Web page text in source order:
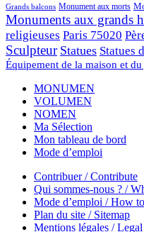
Grands balcons Monument aux morts
Monuments aux grands
religieuses Paris 75020
Sculpteur Statues Statues
Équipement de la maison et
MONUMEN
VOLUMEN
NOMEN
Ma Sélection
Mon tableau de bord
Mode d’emploi
Contribuer / Contribute
Qui sommes-nous ? /
Mode d’emploi / How
Plan du site / Sitemap
Mentions légales / Legal